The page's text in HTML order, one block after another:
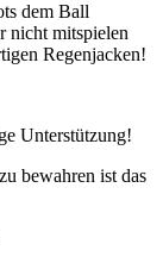
dem Ball
nicht mitspielen
Regenjacken!
Unterstützung!
bewahren ist das